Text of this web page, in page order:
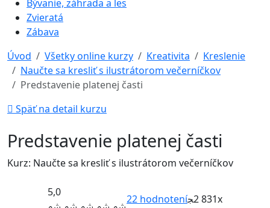
Bývanie, záhrada a les
Zvieratá
Zábava
Úvod
Všetky online kurzy Kreativita
Kreslenie
Naučte sa kresliť s ilustrátorom večerníčkov
Predstavenie platenej časti
Späť na detail kurzu
Predstavenie platenej časti
Kurz: Naučte sa kresliť s ilustrátorom večerníčkov
5,0
22 hodnotení 2 831x